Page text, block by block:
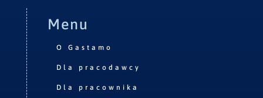
Menu
O Gastamo
Dla pracodawcy
Dla pracownika